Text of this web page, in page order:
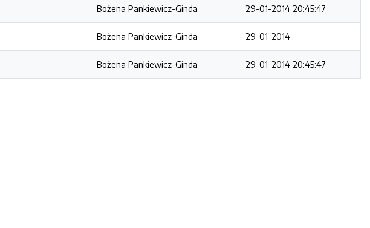
Bożena Pankiewicz-Ginda 29-01-2014 20:45:47
Bożena Pankiewicz-Ginda 29-01-2014
Bożena Pankiewicz-Ginda 29-01-2014 20:45:47